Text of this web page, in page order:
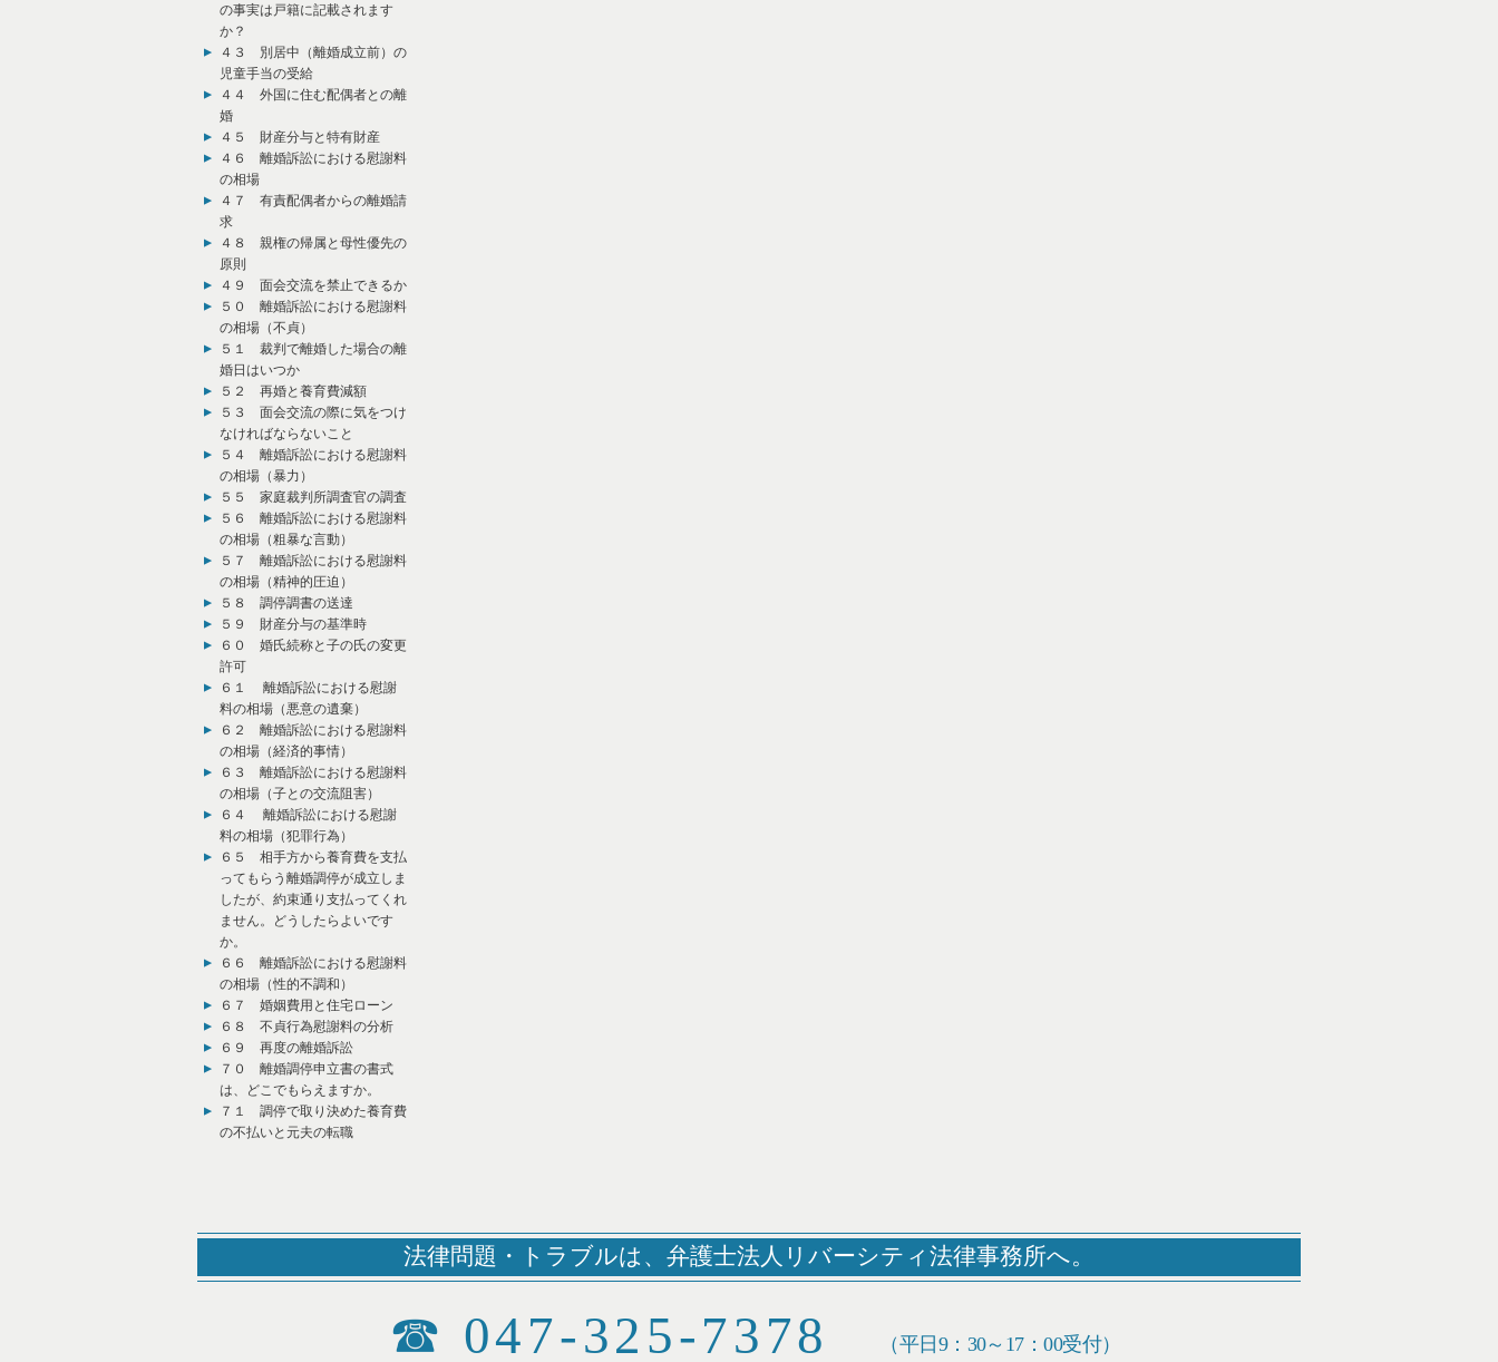
の事実は戸籍に記載されます
か？
４３ 別居中（離婚成立前）の
児童手当の受給
４４ 外国に住む配偶者との離
婚
４５ 財産分与と特有財産
４６ 離婚訴訟における慰謝料
の相場
４７ 有責配偶者からの離婚請
求
４８ 親権の帰属と母性優先の
原則
４９ 面会交流を禁止できるか
５０ 離婚訴訟における慰謝料
の相場（不貞）
５１ 裁判で離婚した場合の離
婚日はいつか
５２ 再婚と養育費減額
５３ 面会交流の際に気をつけ
なければならないこと
５４ 離婚訴訟における慰謝料
の相場（暴力）
５５ 家庭裁判所調査官の調査
５６ 離婚訴訟における慰謝料
の相場（粗暴な言動）
５７ 離婚訴訟における慰謝料
の相場（精神的圧迫）
５８ 調停調書の送達
５９ 財産分与の基準時
６０ 婚氏続称と子の氏の変更
許可
６１ 離婚訴訟における慰謝
料の相場（悪意の遺棄）
６２ 離婚訴訟における慰謝料
の相場（経済的事情）
６３ 離婚訴訟における慰謝料
の相場（子との交流阻害）
６４ 離婚訴訟における慰謝
料の相場（犯罪行為）
６５ 相手方から養育費を支払
ってもらう離婚調停が成立しま
したが、約束通り支払ってくれ
ません。どうしたらよいです
か。
６６ 離婚訴訟における慰謝料
の相場（性的不調和）
６７ 婚姻費用と住宅ローン
６８ 不貞行為慰謝料の分析
６９ 再度の離婚訴訟
７０ 離婚調停申立書の書式
は、どこでもらえますか。
７１ 調停で取り決めた養育費
の不払いと元夫の転職
法律問題・トラブルは、 弁護士法人リバーシティ法律事務所へ。
☎ 047-325-7378 （平日9：30～17：00受付）